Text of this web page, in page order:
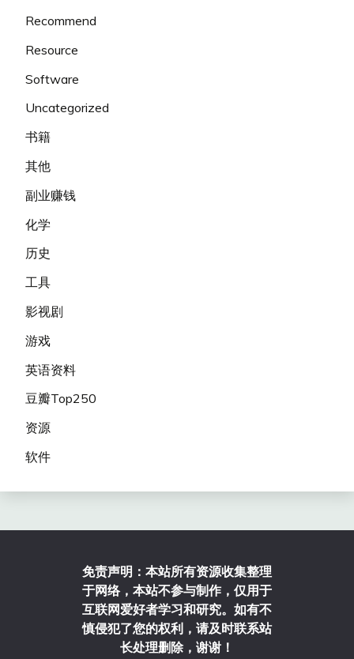
Recommend
Resource
Software
Uncategorized
书籍
其他
副业赚钱
化学
历史
工具
影视剧
游戏
英语资料
豆瓣Top250
资源
软件
免责声明：本站所有资源收集整理
于网络，本站不参与制作，仅用于
互联网爱好者学习和研究。如有不
慎侵犯了您的权利，请及时联系站
长处理删除，谢谢！